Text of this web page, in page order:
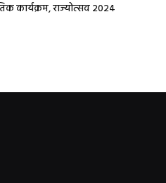
कार्यक्रम, राज्योत्सव 2024